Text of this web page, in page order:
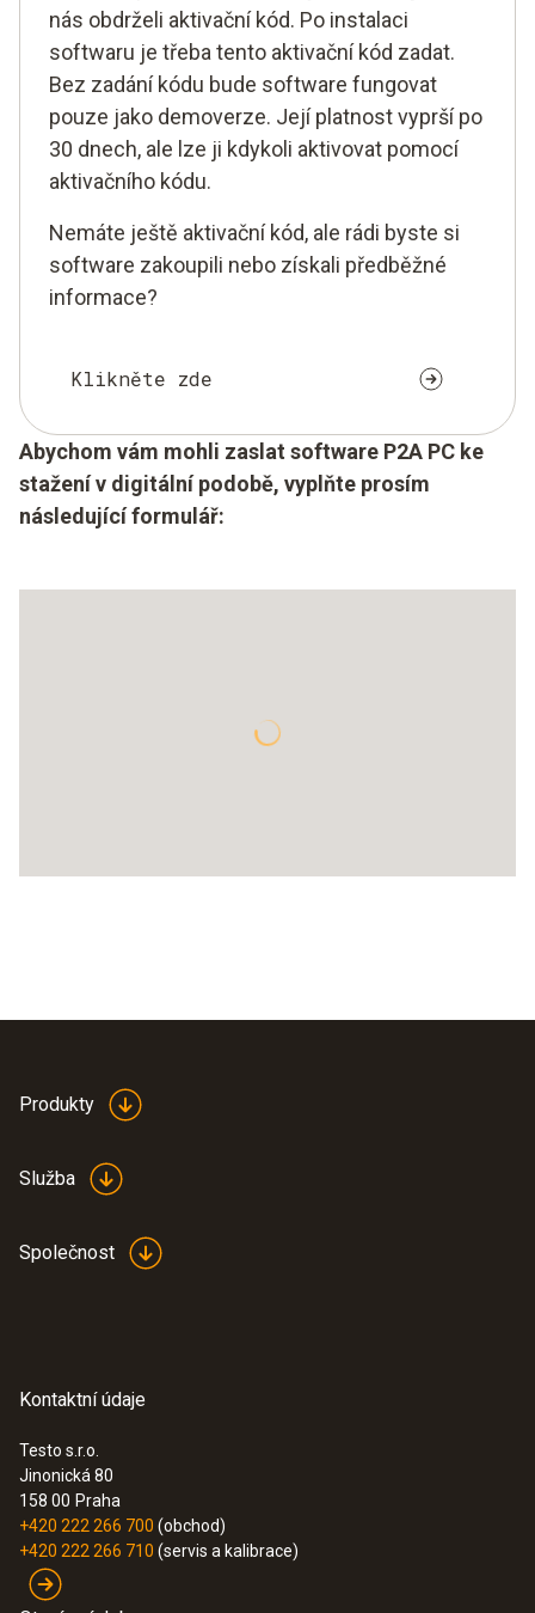
nás obdrželi aktivační kód. Po instalaci
softwaru je třeba tento aktivační kód zadat.
Bez zadání kódu bude software fungovat
pouze jako demoverze. Její platnost vyprší po
30 dnech, ale lze ji kdykoli aktivovat pomocí
aktivačního kódu.
Nemáte ještě aktivační kód, ale rádi byste si
software zakoupili nebo získali předběžné
informace?
Klikněte zde
Abychom vám mohli zaslat software P2A PC ke
stažení v digitální podobě, vyplňte prosím
následující formulář:
Produkty
Služba
Společnost
Kontaktní údaje
Testo s.r.o.
Jinonická 80
158 00 Praha
+420 222 266 700 (obchod)
+420 222 266 710 (servis a kalibrace)